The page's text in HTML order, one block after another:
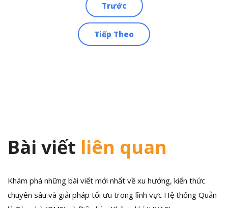
Trước
Tiếp Theo
Bài viết liên quan
Khám phá những bài viết mới nhất về xu hướng, kiến thức
chuyên sâu và giải pháp tối ưu trong lĩnh vực Hệ thống Quản